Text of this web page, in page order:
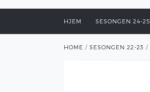
HJEM SESONGEN 24-25
HOME / SESONGEN 22-23 /